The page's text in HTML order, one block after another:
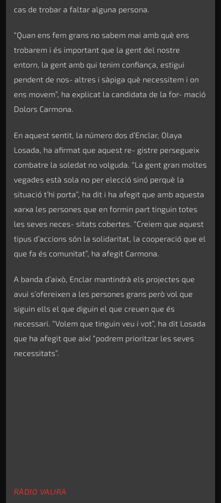
cas de trobar a faltar alguna persona.
“Quan ens fem grans no sabem mai amb què ens
trobarem i és important que la gent del nostre
entorn, la gent amb qui tenim confiança, estigui
pendent de nos- altres i sàpiga què necessitem i on
ens movem”, ha explicat la candidata de la for- mació
Dolors Carmona.
En aquest sentit, la número dos d’Enclar, Olaya
Losada, ha afirmat que aquest re- gistre persegueix
combatre la soledat no volguda. “La gent gran moltes
vegades està sola no per elecció sinó perquè la
situació t’hi porta”, ha dit i ha afegit que amb aquesta
xarxa les persones que en formin part tinguin totes
les seves neces- sitats cobertes. “Creiem que aquest
tipus d’accions són la solidaritat, la cooperació que el
que fa és comunitat”, ha afegit Carmona.
A banda d’això, Enclar mantindrà els projectes que
avui s’ofereixen a les persones grans però vol que
siguin ells el que diguin el que creuen que és
necessari. “Volem que tinguin veu i vot”, ha dit Losada
que ha afegit que així “podrem prioritzar les seves
necessitats”.
RÀDIO VALIRA